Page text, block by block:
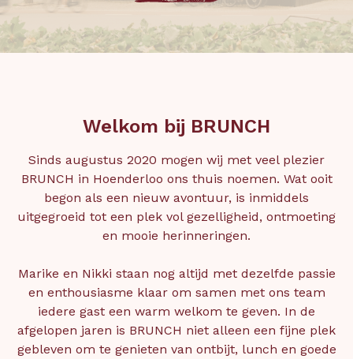
Welkom bij BRUNCH
Sinds augustus 2020 mogen wij met veel plezier
BRUNCH in Hoenderloo ons thuis noemen. Wat ooit
begon als een nieuw avontuur, is inmiddels
uitgegroeid tot een plek vol gezelligheid, ontmoeting
en mooie herinneringen.
Marike en Nikki staan nog altijd met dezelfde passie
en enthousiasme klaar om samen met ons team
iedere gast een warm welkom te geven. In de
afgelopen jaren is BRUNCH niet alleen een fijne plek
gebleven om te genieten van ontbijt, lunch en goede